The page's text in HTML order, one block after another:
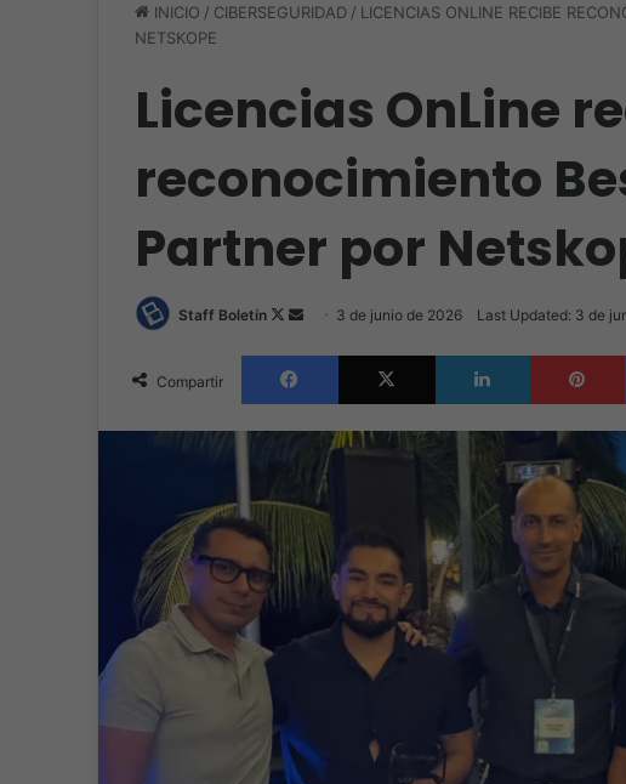
INICIO / CIBERSEGURIDAD / LICENCIAS ONLINE RECIBE
NETSKOPE
Licencias OnLine
reconocimiento
Partner por
Staff Boletín
Follow
X
Send 3 de junio de 2026 Last Updated: 3 de
Compartir
Facebook X LinkedIn